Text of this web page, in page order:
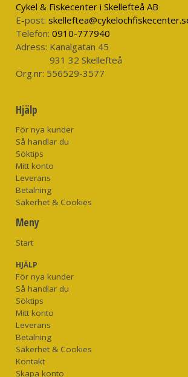
Cykel & Fiskecenter i Skellefteå AB
E-post:
Telefon: 0910-777940
Adress: Kanalgatan 45
931 32 Skellefteå
Org.nr: 556529-3577
Hjälp
För nya kunder
Så handlar du
Söktips
Mitt konto
Leverans
Betalning
Säkerhet & Cookies
Meny
Start
HJÄLP
För nya kunder
Så handlar du
Söktips
Mitt konto
Leverans
Betalning
Säkerhet & Cookies
Kontakt
Skapa konto